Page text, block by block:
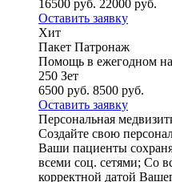
16500 руб. 22000 руб.
Оставить заявку
Хит
Пакет Патронаж
Помощь в ежегодном
250 Зет
6500 руб. 8500 руб.
Оставить заявку
Персональная
Создайте свою
Ваши пациенты
всеми соц. сетями; Со
корректной датой